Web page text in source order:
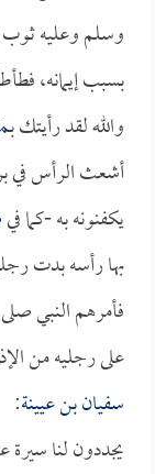
وسلم وعليه ثوب
بسبب إيمانه،
والله لقد رأيتك بـ
أشعث الرأس في
يكفنونه به -كما في
بها رأسه بدت
فأمرهم النبي
على رجليه من
سفيان بن عيينة:
يجددون لنا